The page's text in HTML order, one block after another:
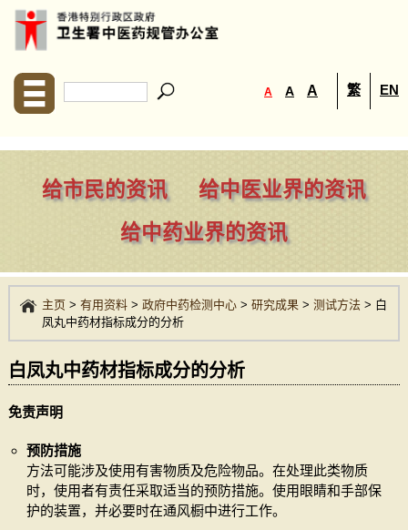
A A A 繁 EN
给市民的资讯
给中医业界的资讯
给中药业界的资讯
主页> 有用资料> 政府中药检测中心> 研究成果> 测试方法> 白
凤丸中药材指标成分的分析
白凤丸中药材指标成分的分析
免责声明
预防措施
方法可能涉及使用有害物质及危险物品。在处理此类物质
时，使用者有责任采取适当的预防措施。使用眼睛和手部保
护的装置，并必要时在通风橱中进行工作。